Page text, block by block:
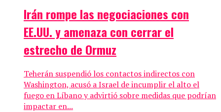
Irán rompe las negociaciones con
EE.UU. y amenaza con cerrar el
estrecho de Ormuz
Teherán suspendió los contactos indirectos con
Washington, acusó a Israel de incumplir el alto el
fuego en Líbano y advirtió sobre medidas que podrían
impactar en...